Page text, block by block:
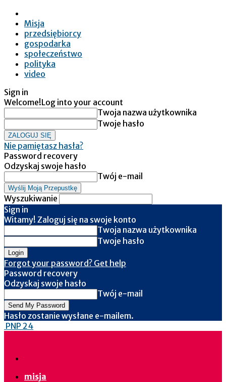
Misja
przedsiębiorcy
gospodarka
społeczeństwo
polityka
video
Sign in
Welcome!Log into your account
Twoja nazwa użytkownika
Twoje hasło
Nie pamiętasz hasła?
Password recovery
Odzyskaj swoje hasło
Twój e-mail
Wyszukiwanie
Sign in
Witamy! Zaloguj się na swoje konto
Twoja nazwa użytkownika
Twoje hasło
Forgot your password? Get help
Password recovery
Odzyskaj swoje hasło
Twój e-mail
Hasło zostanie wysłane e-mailem.
PNP 24
misja